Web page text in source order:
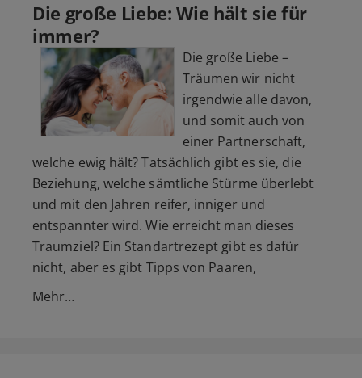
Die große Liebe: Wie hält sie für
immer?
Die große Liebe –
Träumen wir nicht
irgendwie alle davon,
und somit auch von
einer Partnerschaft,
welche ewig hält? Tatsächlich gibt es sie, die
Beziehung, welche sämtliche Stürme überlebt
und mit den Jahren reifer, inniger und
entspannter wird. Wie erreicht man dieses
Traumziel? Ein Standartrezept gibt es dafür
nicht, aber es gibt Tipps von Paaren,
Mehr…